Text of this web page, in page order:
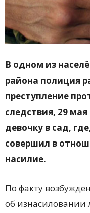
В одном из
района полиция
преступление
следствия, 29
девочку в сад,
совершил в
насилие.
По факту
об изнасиловании